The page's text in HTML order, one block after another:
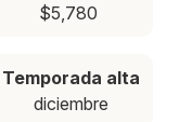
$5,780
Temporada alta
diciembre